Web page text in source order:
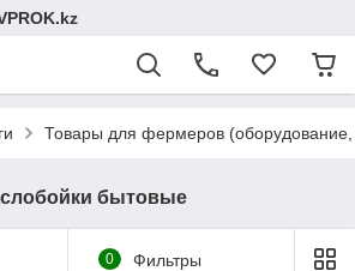
Товары для фермеров (оборудование,
бытовые
0 Фильтры